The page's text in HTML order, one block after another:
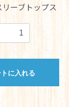
ーブトップス
に入れる